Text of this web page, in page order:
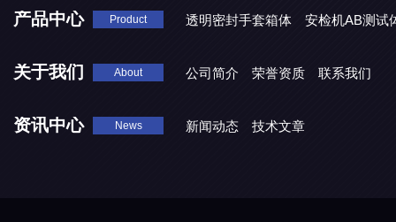
产品中心 Product 透明密封手套箱体 安检机AB测试
关于我们 About 公司简介 荣誉资质 联系我们
资讯中心 News 新闻动态 技术文章